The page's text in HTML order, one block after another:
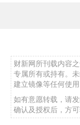
财新网所刊载内容
专属所有或持有。
建立镜像等任何使用
如有意愿转载，请
确认及授权后，方可